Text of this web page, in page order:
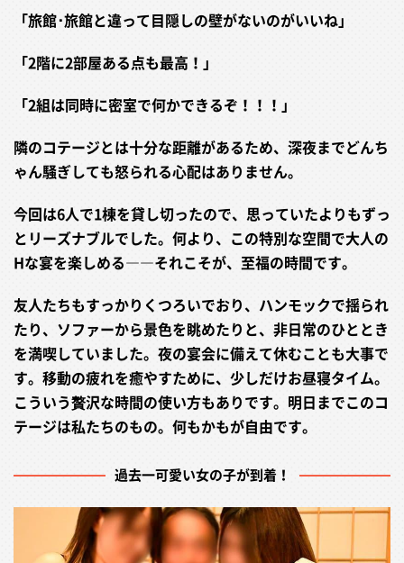
「旅館･旅館と違って目隠しの壁がないのがいいね」
「2階に2部屋ある点も最高！」
「2組は同時に密室で何かできるぞ！！！」
隣のコテージとは十分な距離があるため、深夜までどんち
ゃん騒ぎしても怒られる心配はありません。
今回は6人で1棟を貸し切ったので、思っていたよりもずっ
とリーズナブルでした。何より、この特別な空間で大人の
Hな宴を楽しめる――それこそが、至福の時間です。
友人たちもすっかりくつろいでおり、ハンモックで揺られ
たり、ソファーから景色を眺めたりと、非日常のひととき
を満喫していました。夜の宴会に備えて休むことも大事で
す。移動の疲れを癒やすために、少しだけお昼寝タイム。
こういう贅沢な時間の使い方もありです。明日までこのコ
テージは私たちのもの。何もかもが自由です。
過去一可愛い女の子が到着！